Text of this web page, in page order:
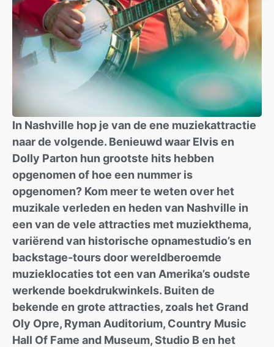
In Nashville hop je van de ene muziekattractie
naar de volgende. Benieuwd waar Elvis en
Dolly Parton hun grootste hits hebben
opgenomen of hoe een nummer is
opgenomen? Kom meer te weten over het
muzikale verleden en heden van Nashville in
een van de vele attracties met muziekthema,
variërend van historische opnamestudio’s en
backstage-tours door wereldberoemde
muzieklocaties tot een van Amerika’s oudste
werkende boekdrukwinkels. Buiten de
bekende en grote attracties, zoals het Grand
Oly Opre, Ryman Auditorium, Country Music
Hall Of Fame and Museum, Studio B en het